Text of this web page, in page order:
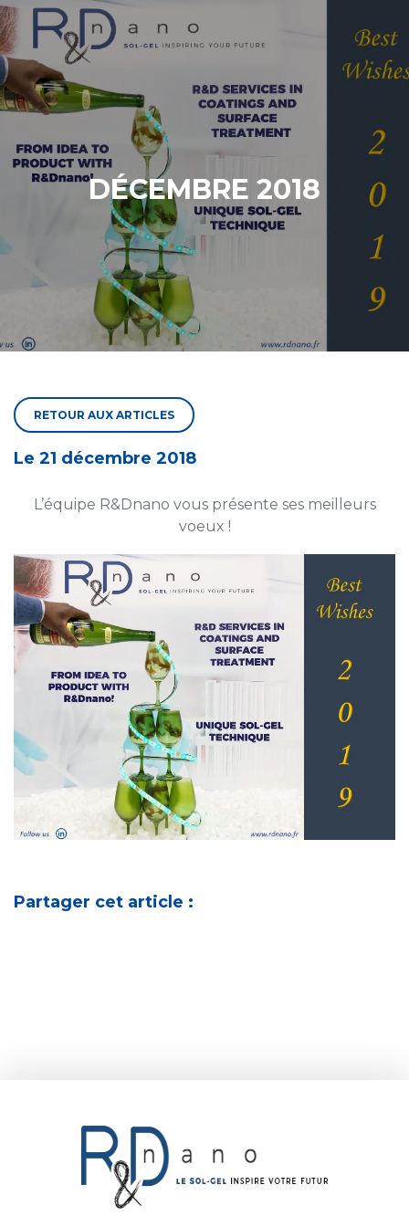
DÉCEMBRE 2018
RETOUR AUX ARTICLES
Le 21 décembre 2018
L’équipe R&Dnano vous présente ses meilleurs
voeux !
Partager cet article :